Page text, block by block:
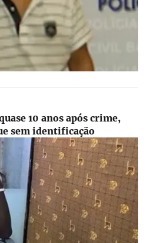
10 anos após crime,
sem identificação